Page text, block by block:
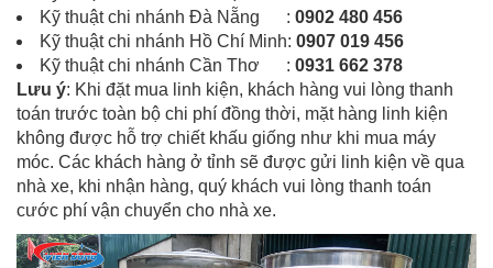
Kỹ thuật chi nhánh Đà Nẵng : 0902 480 456
Kỹ thuật chi nhánh Hồ Chí Minh: 0907 019 456
Kỹ thuật chi nhánh Cần Thơ : 0931 662 378
Lưu ý: Khi đặt mua linh kiện, khách hàng vui lòng thanh
toán trước toàn bộ chi phí đồng thời, mặt hàng linh kiện
không được hỗ trợ chiết khấu giống như khi mua máy
móc. Các khách hàng ở tỉnh sẽ được gửi linh kiện về qua
nhà xe, khi nhận hàng, quý khách vui lòng thanh toán
cước phí vận chuyển cho nhà xe.